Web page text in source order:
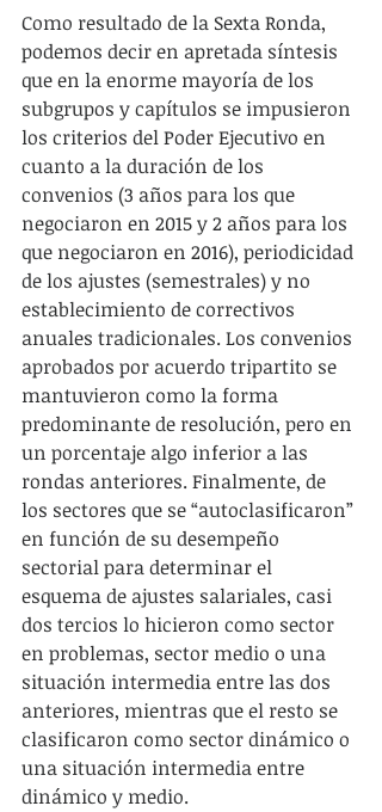
Como resultado de la Sexta Ronda,
podemos decir en apretada síntesis
que en la enorme mayoría de los
subgrupos y capítulos se impusieron
los criterios del Poder Ejecutivo en
cuanto a la duración de los
convenios (3 años para los que
negociaron en 2015 y 2 años para los
que negociaron en 2016), periodicidad
de los ajustes (semestrales) y no
establecimiento de correctivos
anuales tradicionales. Los convenios
aprobados por acuerdo tripartito se
mantuvieron como la forma
predominante de resolución, pero en
un porcentaje algo inferior a las
rondas anteriores. Finalmente, de
los sectores que se “autoclasificaron”
en función de su desempeño
sectorial para determinar el
esquema de ajustes salariales, casi
dos tercios lo hicieron como sector
en problemas, sector medio o una
situación intermedia entre las dos
anteriores, mientras que el resto se
clasificaron como sector dinámico o
una situación intermedia entre
dinámico y medio.